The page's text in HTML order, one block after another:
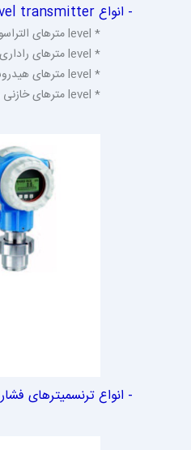
- انواع Level transmitter
* level مترهای التراسونیک
* level مترهای راداری
* level مترهای هیدروستاتیک
* level مترهای خازنی و ...
- انواع ترنسمیترهای فشار